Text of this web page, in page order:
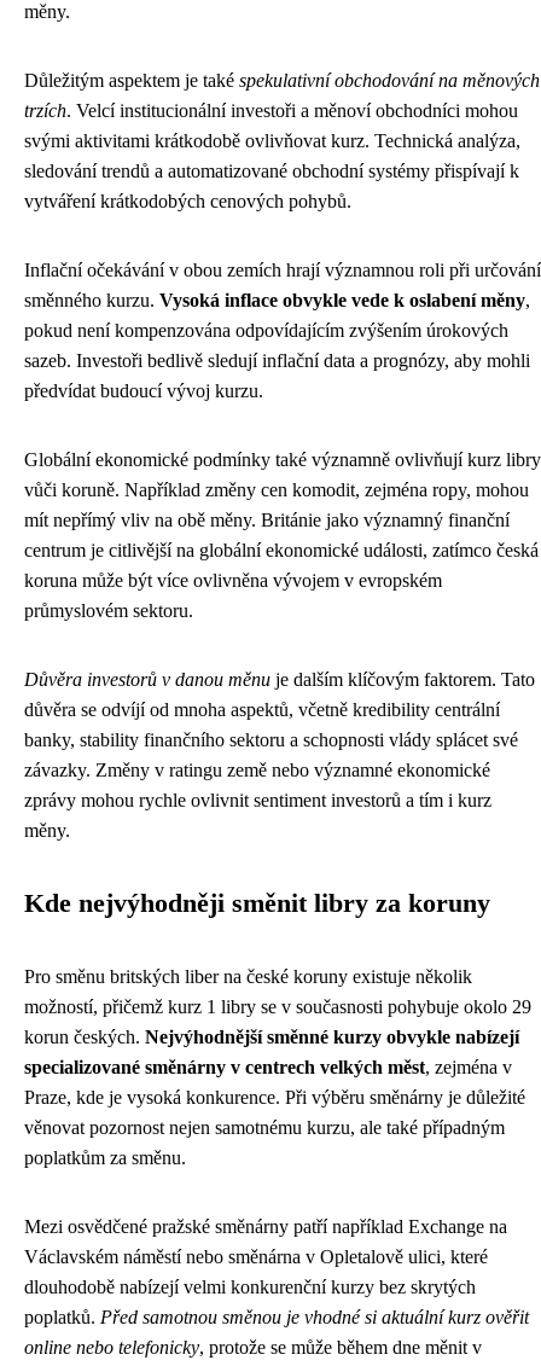
měny.
Důležitým aspektem je také spekulativní obchodování na měnových
trzích. Velcí institucionální investoři a měnoví obchodníci mohou
svými aktivitami krátkodobě ovlivňovat kurz. Technická analýza,
sledování trendů a automatizované obchodní systémy přispívají k
vytváření krátkodobých cenových pohybů.
Inflační očekávání v obou zemích hrají významnou roli při určování
směnného kurzu. Vysoká inflace obvykle vede k oslabení měny,
pokud není kompenzována odpovídajícím zvýšením úrokových
sazeb. Investoři bedlivě sledují inflační data a prognózy, aby mohli
předvídat budoucí vývoj kurzu.
Globální ekonomické podmínky také významně ovlivňují kurz libry
vůči koruně. Například změny cen komodit, zejména ropy, mohou
mít nepřímý vliv na obě měny. Británie jako významný finanční
centrum je citlivější na globální ekonomické události, zatímco česká
koruna může být více ovlivněna vývojem v evropském
průmyslovém sektoru.
Důvěra investorů v danou měnu je dalším klíčovým faktorem. Tato
důvěra se odvíjí od mnoha aspektů, včetně kredibility centrální
banky, stability finančního sektoru a schopnosti vlády splácet své
závazky. Změny v ratingu země nebo významné ekonomické
zprávy mohou rychle ovlivnit sentiment investorů a tím i kurz
měny.
Kde nejvýhodněji směnit libry za koruny
Pro směnu britských liber na české koruny existuje několik
možností, přičemž kurz 1 libry se v současnosti pohybuje okolo 29
korun českých. Nejvýhodnější směnné kurzy obvykle nabízejí
specializované směnárny v centrech velkých měst, zejména v
Praze, kde je vysoká konkurence. Při výběru směnárny je důležité
věnovat pozornost nejen samotnému kurzu, ale také případným
poplatkům za směnu.
Mezi osvědčené pražské směnárny patří například Exchange na
Václavském náměstí nebo směnárna v Opletalově ulici, které
dlouhodobě nabízejí velmi konkurenční kurzy bez skrytých
poplatků. Před samotnou směnou je vhodné si aktuální kurz ověřit
online nebo telefonicky, protože se může během dne měnit v